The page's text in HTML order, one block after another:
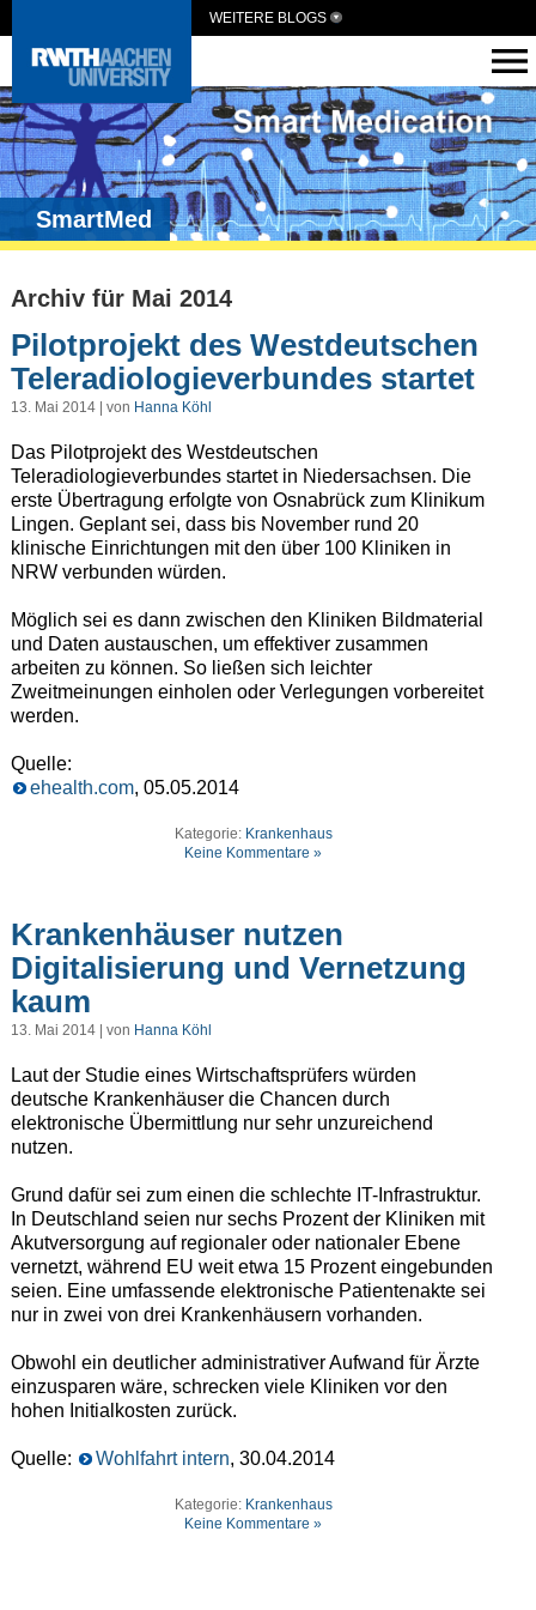
WEITERE BLOGS
SmartMed
Archiv für Mai 2014
Pilotprojekt des Westdeutschen
Teleradiologieverbundes startet
13. Mai 2014 | von Hanna Köhl
Das Pilotprojekt des Westdeutschen
Teleradiologieverbundes startet in Niedersachsen. Die
erste Übertragung erfolgte von Osnabrück zum Klinikum
Lingen. Geplant sei, dass bis November rund 20
klinische Einrichtungen mit den über 100 Kliniken in
NRW verbunden würden.
Möglich sei es dann zwischen den Kliniken Bildmaterial
und Daten austauschen, um effektiver zusammen
arbeiten zu können. So ließen sich leichter
Zweitmeinungen einholen oder Verlegungen vorbereitet
werden.
Quelle:
ehealth.com, 05.05.2014
Kategorie: Krankenhaus
Keine Kommentare »
Krankenhäuser nutzen
Digitalisierung und Vernetzung
kaum
13. Mai 2014 | von Hanna Köhl
Laut der Studie eines Wirtschaftsprüfers würden
deutsche Krankenhäuser die Chancen durch
elektronische Übermittlung nur sehr unzureichend
nutzen.
Grund dafür sei zum einen die schlechte IT-Infrastruktur.
In Deutschland seien nur sechs Prozent der Kliniken mit
Akutversorgung auf regionaler oder nationaler Ebene
vernetzt, während EU weit etwa 15 Prozent eingebunden
seien. Eine umfassende elektronische Patientenakte sei
nur in zwei von drei Krankenhäusern vorhanden.
Obwohl ein deutlicher administrativer Aufwand für Ärzte
einzusparen wäre, schrecken viele Kliniken vor den
hohen Initialkosten zurück.
Quelle: Wohlfahrt intern, 30.04.2014
Kategorie: Krankenhaus
Keine Kommentare »